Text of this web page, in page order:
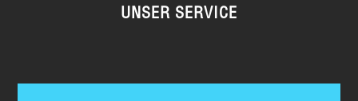
UNSER SERVICE